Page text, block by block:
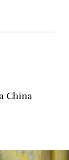
China